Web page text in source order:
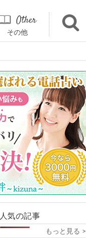
その他
人気の記事
もっと見る >